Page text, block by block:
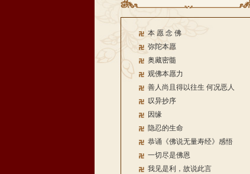
本 愿 念 佛
弥陀本愿
奥藏密髓
观佛本愿力
善人尚且得以往生 何况恶人
叹异抄序
因缘
隐忍的生命
恭诵《佛说无量寿经》感悟
一切尽是佛恩
我见是利，故说此言